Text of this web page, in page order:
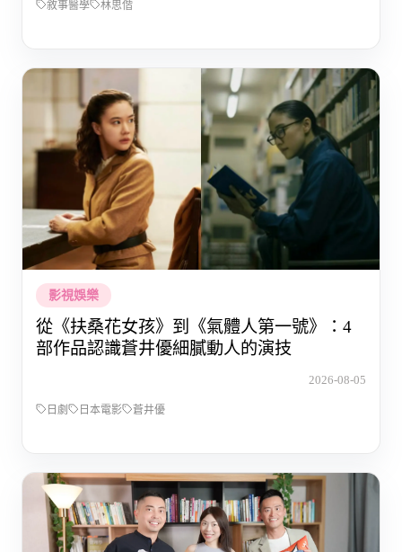
敘事醫學 林思偕
影視娛樂
從《扶桑花女孩》到《氣體人第一號》：4
部作品認識蒼井優細膩動人的演技
2026-08-05
日劇 日本電影 蒼井優